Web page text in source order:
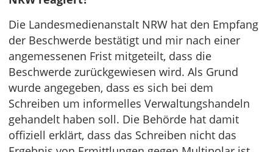
Die Landesmedienanstalt NRW hat den Empfang
der Beschwerde bestätigt und mir nach einer
angemessenen Frist mitgeteilt, dass die
Beschwerde zurückgewiesen wird. Als Grund
wurde angegeben, dass es sich bei dem
Schreiben um informelles Verwaltungshandeln
gehandelt haben soll. Die Behörde hat damit
offiziell erklärt, dass das Schreiben nicht das